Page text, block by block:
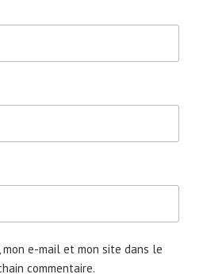
mon e-mail et mon site dans le
commentaire.